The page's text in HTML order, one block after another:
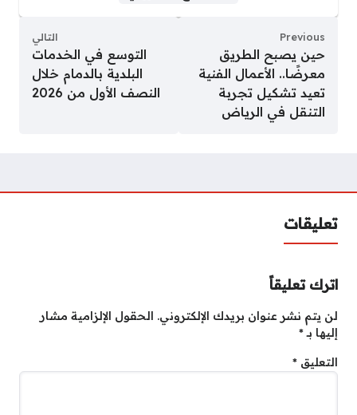
Previous
حين يصبح الطريق
معرضًا.. الأعمال الفنية
تعيد تشكيل تجربة
التنقل في الرياض
التالي
التوسع في الخدمات
البلدية بالدمام خلال
النصف الأول من 2026
تعليقات
اترك تعليقاً
لن يتم نشر عنوان بريدك الإلكتروني.
الحقول الإلزامية مشار
إليها بـ*
التعليق *